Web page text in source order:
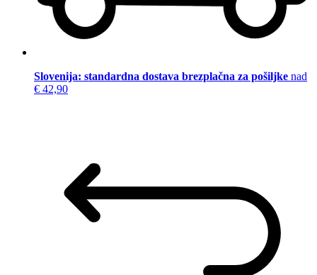
Slovenija: standardna dostava brezplačna za pošiljke nad
€ 42,90